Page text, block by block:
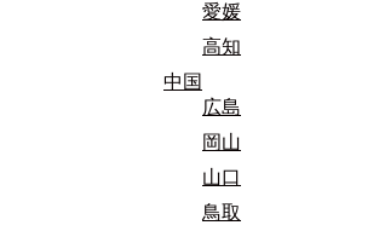
愛媛
高知
中国
広島
岡山
山口
鳥取